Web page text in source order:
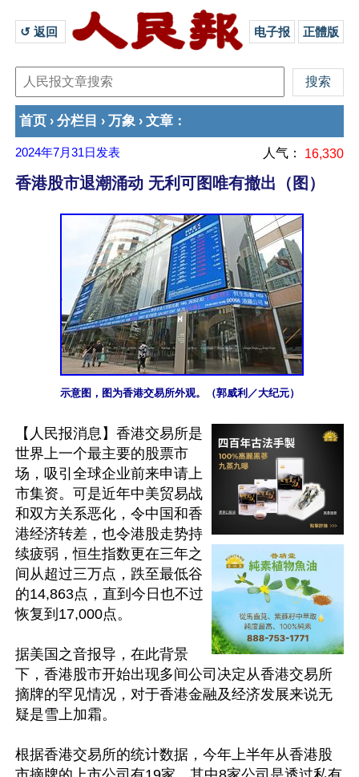
↺ 返回 电子报 正體版
首页 › 分栏目 › 万象 › 文章 ：
2024年7月31日 发表 人气： 16,330
香港股市退潮涌动 无利可图唯有撤出（图）
示意图，图为香港交易所外观。（郭威利／大纪元）
【人民报消息】香港交易所是
世界上一个最主要的股票市
场，吸引全球企业前来申请上
市集资。可是近年中美贸易战
和双方关系恶化，令中国和香
港经济转差，也令港股走势持
续疲弱，恒生指数更在三年之
间从超过三万点，跌至最低谷
的14,863点，直到今日也不过
恢复到17,000点。
据美国之音报导，在此背景
下，香港股市开始出现多间公司决定从香港交易所
摘牌的罕见情况，对于香港金融及经济发展来说无
疑是雪上加霜。
根据香港交易所的统计数据，今年上半年从香港股